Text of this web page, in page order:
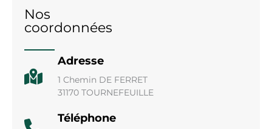
Nos
coordonnées
Adresse
1 Chemin DE FERRET
31170 TOURNEFEUILLE
Téléphone